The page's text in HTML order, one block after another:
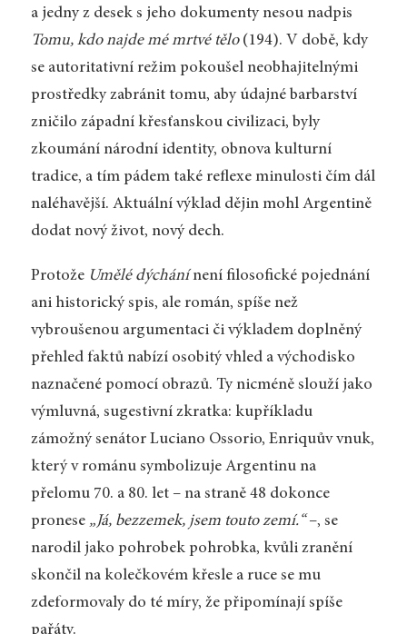
a jedny z desek s jeho dokumenty nesou nadpis
Tomu, kdo najde mé mrtvé tělo (194). V době, kdy
se autoritativní režim pokoušel neobhajitelnými
prostředky zabránit tomu, aby údajné barbarství
zničilo západní křesťanskou civilizaci, byly
zkoumání národní identity, obnova kulturní
tradice, a tím pádem také reflexe minulosti čím dál
naléhavější. Aktuální výklad dějin mohl Argentině
dodat nový život, nový dech.
Protože Umělé dýchánínení filosofické pojednání
ani historický spis, ale román, spíše než
vybroušenou argumentaci či výkladem doplněný
přehled faktů nabízí osobitý vhled a východisko
naznačené pomocí obrazů. Ty nicméně slouží jako
výmluvná, sugestivní zkratka: kupříkladu
zámožný senátor Luciano Ossorio, Enriquův vnuk,
který v románu symbolizuje Argentinu na
přelomu 70. a 80. let – na straně 48 dokonce
pronese „Já, bezzemek, jsem touto zemí.“–, se
narodil jako pohrobek pohrobka, kvůli zranění
skončil na kolečkovém křesle a ruce se mu
zdeformovaly do té míry, že připomínají spíše
pařáty.